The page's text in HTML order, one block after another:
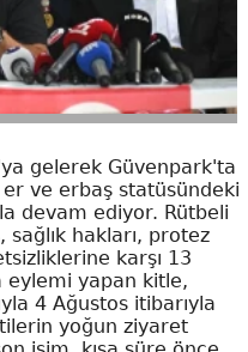
gelerek Güvenpark'ta
ve erbaş statüsündeki
devam ediyor. Rütbeli
hakları, protez
karşı 13
eylemi yapan kitle,
4 Ağustos itibarıyla
yoğun ziyaret